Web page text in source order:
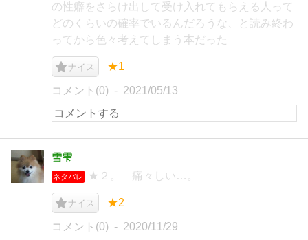
の性癖をさらけ出して受け入れてもらえる人って
どのくらいの確率でいるんだろうな、と読み終わ
ってから色々考えてしまう本だった
ナイス ★1
コメント(0) 2021/05/13
雪雫
ネタバレ ★２。 痛々しい…。
ナイス ★2
コメント(0) 2020/11/29